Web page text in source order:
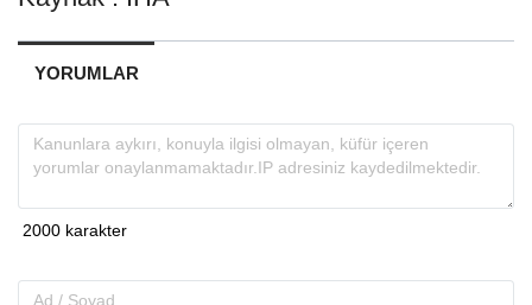
YORUMLAR